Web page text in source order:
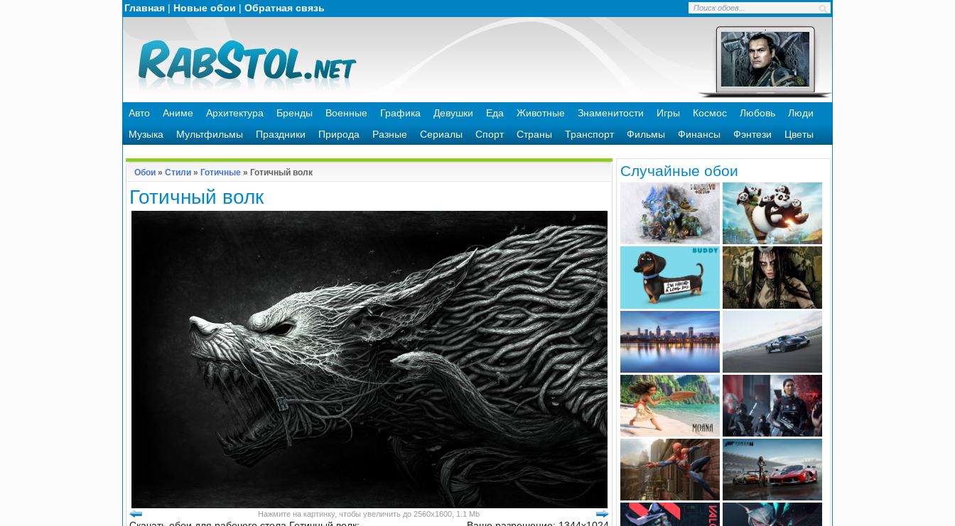
Главная | Новые обои | Обратная связь
Авто Аниме Архитектура Бренды Военные Графика Девушки Еда Животные Знаменитости Игры Космос Любовь
Люди
Музыка
Мультфильмы Праздники Природа Разные Сериалы Спорт Страны Транспорт Фильмы Финансы Фэнтези Цветы
Обои » Стили » Готичные » Готичный волк
Готичный волк
Нажмите на картинку, чтобы увеличить до 2560x1600, 1.1 Mb
Cлучайные обои